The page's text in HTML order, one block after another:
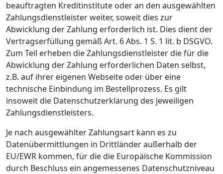
beauftragten Kreditinstitute oder an den ausgewählten
Zahlungsdienstleister weiter, soweit dies zur
Abwicklung der Zahlung erforderlich ist. Dies dient der
Vertragserfüllung gemäß Art. 6 Abs. 1 S. 1 lit. b DSGVO.
Zum Teil erheben die Zahlungsdienstleister die für die
Abwicklung der Zahlung erforderlichen Daten selbst,
z.B. auf ihrer eigenen Webseite oder über eine
technische Einbindung im Bestellprozess. Es gilt
insoweit die Datenschutzerklärung des jeweiligen
Zahlungsdienstleisters.
Je nach ausgewählter Zahlungsart kann es zu
Datenübermittlungen in Drittländer außerhalb der
EU/EWR kommen, für die die Europäische Kommission
durch Beschluss ein angemessenes Datenschutzniveau